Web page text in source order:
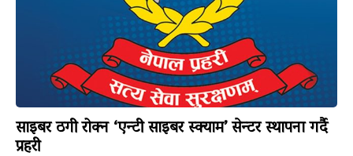
साइबर ठगी रोक्न ‘एन्टी साइबर स्क्याम’ सेन्टर स्थापना गर्दै
प्रहरी